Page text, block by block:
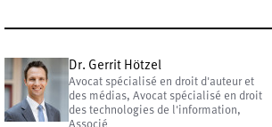
Dr. Gerrit Hötzel
Avocat spécialisé en droit d'auteur et
des médias, Avocat spécialisé en droit
des technologies de l'information,